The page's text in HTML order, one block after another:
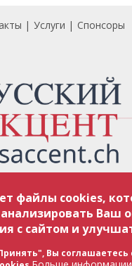
Услуги Спонсоры
Швейцарии об
Полное или
с разрешения редакции. В
материалов сайта
ГИПЕРССЫЛКА на конкретный
размещенные редакцией
Полное или
файлы cookies,
Ваш
с сайтом и
Вы соглашаетесь